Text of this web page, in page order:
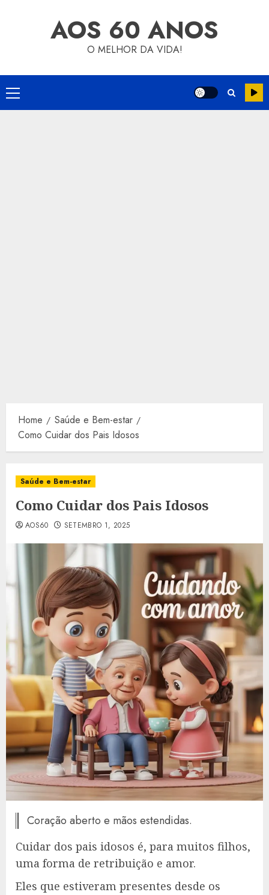
AOS 60 ANOS
O MELHOR DA VIDA!
Primary
Menu
Home
Saúde e Bem-estar
Como Cuidar dos Pais Idosos
Saúde e Bem-estar
Como Cuidar dos Pais Idosos
AOS60 SETEMBRO 1, 2025
Coração aberto e mãos estendidas.
Cuidar dos pais idosos é, para muitos filhos,
uma forma de retribuição e amor.
Eles que estiveram presentes desde os